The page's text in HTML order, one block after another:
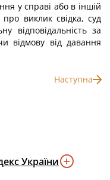
у справі або в іншій
виклик свідка, суд
відповідальність за
відмову від давання
Наступна
України